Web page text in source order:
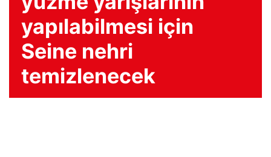
yapılabilmesi için
Seine nehri
temizlenecek